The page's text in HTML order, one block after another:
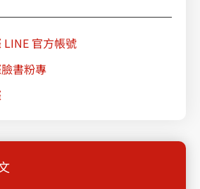
官方帳號
書粉專